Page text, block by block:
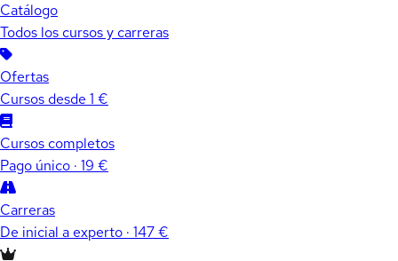
Catálogo
Todos los cursos y carreras
Ofertas
Cursos desde 1 €
Cursos completos
Pago único · 19 €
Carreras
De inicial a experto · 147 €